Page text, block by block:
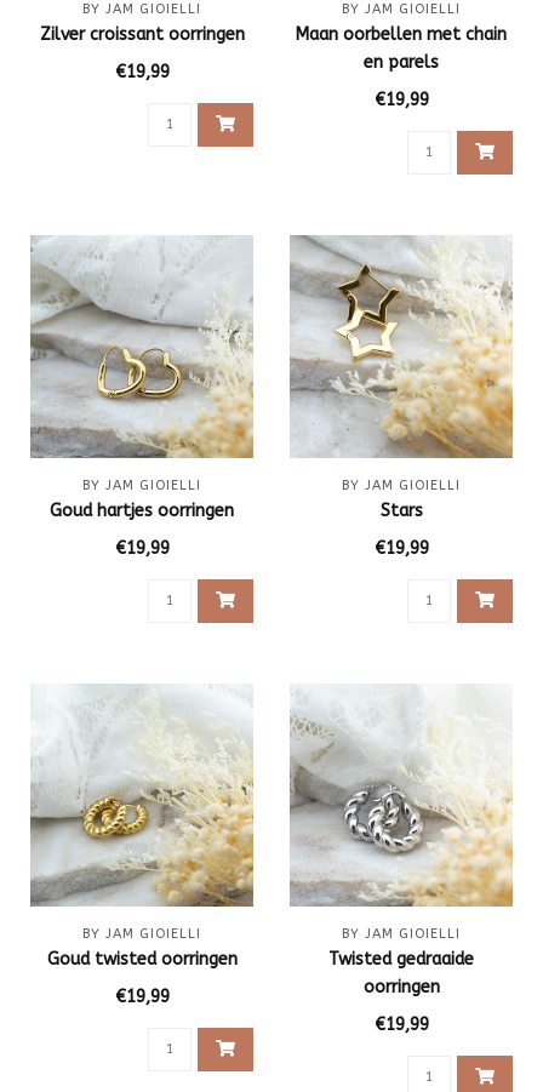
BY JAM GIOIELLI
Zilver croissant oorringen
€19,99
BY JAM GIOIELLI
Maan oorbellen met chain
en parels
€19,99
BY JAM GIOIELLI
Goud hartjes oorringen
€19,99
BY JAM GIOIELLI
Stars
€19,99
BY JAM GIOIELLI
Goud twisted oorringen
€19,99
BY JAM GIOIELLI
Twisted gedraaide
oorringen
€19,99